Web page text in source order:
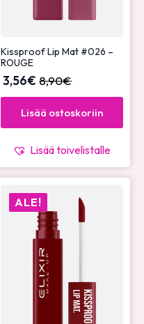
Kissproof Lip Mat #026 –
ROUGE
8,90€
3,56€
Lisää ostoskoriin
Lisää toivelistalle
ALE!